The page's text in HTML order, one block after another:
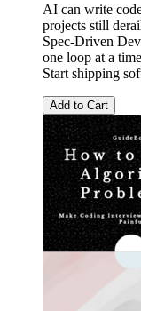
AI can write
projects still
Spec-Driven
one loop at a
Start shipping
Add to Cart